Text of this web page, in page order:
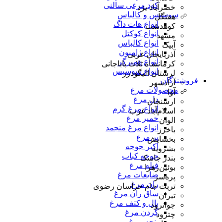
کود مرغی سالنی
سوسیس و کالباس
انواع هات داگ
انواع کوکتل
انواع کالباس
انواع ژامبون
انواع همبرگر
انواع سوسیس
فروشندگان
محصولات مرغ
دل مرغ
انواع مرغ گرم
خمیر مرغ
انواع مرغ منجمد
پر مرغ
اکبر جوجه
جوجه کباب
فیله مرغ
ضایعات مرغ
ران مرغ
ساق ران مرغ
بال و کتف مرغ
گردن مرغ
خضرآباد یزد
هفتگل
کوهدشت
مشهد
آبیک
آذربایجان غربی
کرمانشاه ثلاث باباجانی
لرستان الیگودرز
آزادشهر
آوا
ارسنجان
اسلام‌آباد غرب
الوان
باخرز
بخشایش
بشرویه
بندر جاسک
بوئین‌زهرا
پره‌سر
تربت جام خراسان رضوی
تیران
جوانرود
چترود